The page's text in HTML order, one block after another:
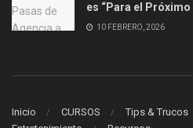
es “Para el Próximo
10 FEBRERO, 2026
Inicio CURSOS Tips & Trucos